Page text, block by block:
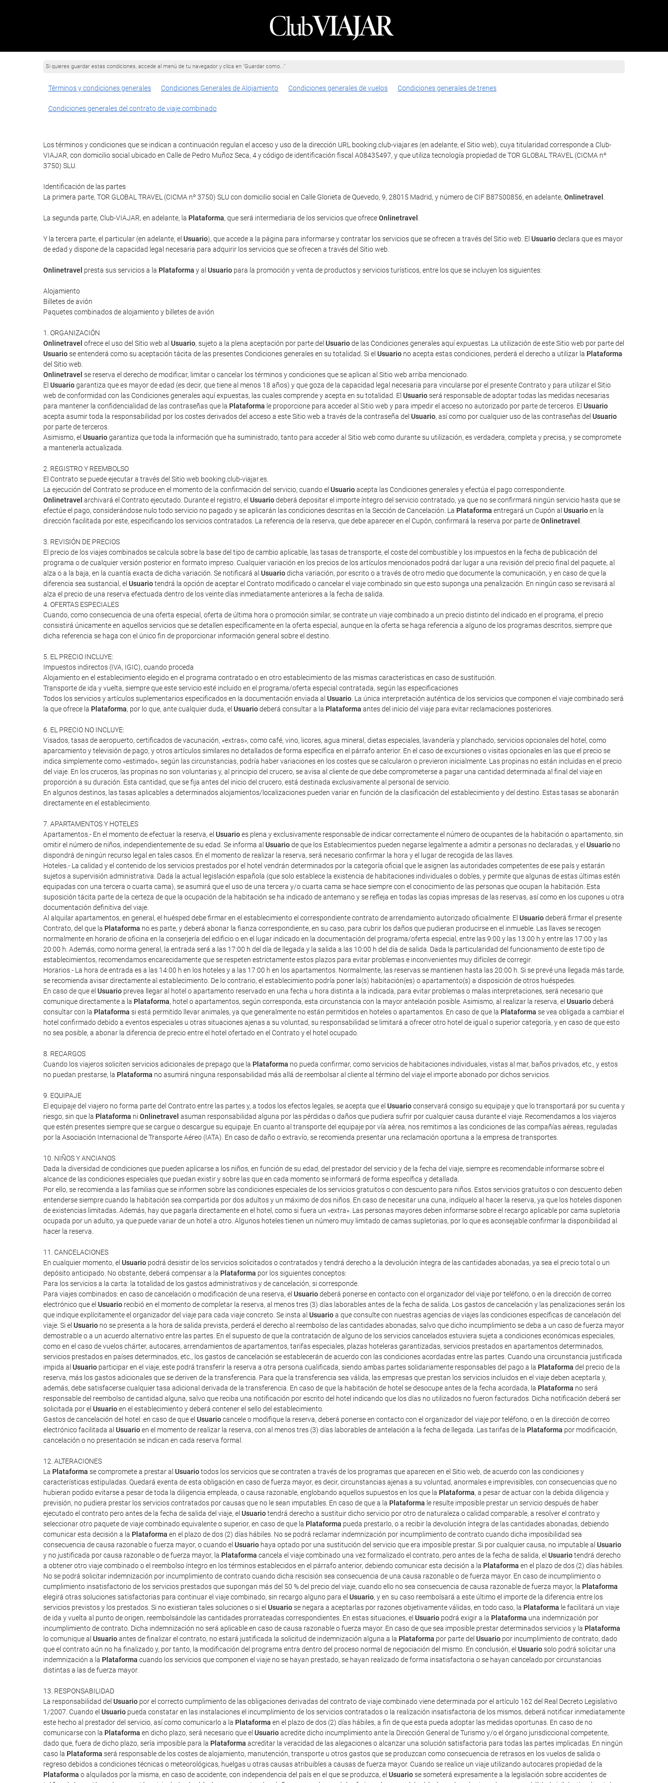
Si quieres guardar estas condiciones, accede al menú de tu navegador y clica en "Guardar como..."
Términos y condiciones generales Condiciones Generales de Alojamiento Condiciones generales de vuelos Condiciones generales de trenes
Condiciones generales del contrato de viaje combinado
Los términos y condiciones que se indican a continuación regulan el acceso y uso de la dirección URL booking.club-viajar.es (en adelante, el Sitio web), cuya titularidad corresponde a Club-
VIAJAR, con domicilio social ubicado en Calle de Pedro Muñoz Seca, 4 y código de identificación fiscal A08435497, y que utiliza tecnología propiedad de TOR GLOBAL TRAVEL (CICMA nº
3750) SLU.
Identificación de las partes
La primera parte, TOR GLOBAL TRAVEL (CICMA nº 3750) SLU con domicilio social en Calle Glorieta de Quevedo, 9, 28015 Madrid, y número de CIF B87500856, en adelante, Onlinetravel .
La segunda parte, Club-VIAJAR, en adelante, la Plataforma, que será intermediaria de los servicios que ofreceOnlinetravel .
Y la tercera parte, el particular (en adelante, el Usuario), que accede a la página para informarse y contratar los servicios que se ofrecen a través del Sitio web. El Usuariodeclara que es mayor
de edad y dispone de la capacidad legal necesaria para adquirir los servicios que se ofrecen a través del Sitio web.
Onlinetravel presta sus servicios a la Plataforma y al Usuario para la promoción y venta de productos y servicios turísticos, entre los que se incluyen los siguientes:
Alojamiento
Billetes de avión
Paquetes combinados de alojamiento y billetes de avión
1. ORGANIZACIÓN
Onlinetravel ofrece el uso del Sitio web al Usuario, sujeto a la plena aceptación por parte del Usuariode las Condiciones generales aquí expuestas. La utilización de este Sitio web por parte del
Usuariose entenderá como su aceptación tácita de las presentes Condiciones generales en su totalidad. Si el Usuario no acepta estas condiciones, perderá el derecho a utilizar la Plataforma
del Sitio web.
Onlinetravel se reserva el derecho de modificar, limitar o cancelar los términos y condiciones que se aplican al Sitio web arriba mencionado.
El Usuariogarantiza que es mayor de edad (es decir, que tiene al menos 18 años) y que goza de la capacidad legal necesaria para vincularse por el presente Contrato y para utilizar el Sitio
web de conformidad con las Condiciones generales aquí expuestas, las cuales comprende y acepta en su totalidad. El Usuarioserá responsable de adoptar todas las medidas necesarias
para mantener la confidencialidad de las contraseñas que la Plataforma le proporcione para acceder al Sitio web y para impedir el acceso no autorizado por parte de terceros. El Usuario
acepta asumir toda la responsabilidad por los costes derivados del acceso a este Sitio web a través de la contraseña del Usuario, así como por cualquier uso de las contraseñas del Usuario
por parte de terceros.
Asimismo, el Usuariogarantiza que toda la información que ha suministrado, tanto para acceder al Sitio web como durante su utilización, es verdadera, completa y precisa, y se compromete
a mantenerla actualizada.
2. REGISTRO Y REEMBOLSO
El Contrato se puede ejecutar a través del Sitio web booking.club-viajar.es.
La ejecución del Contrato se produce en el momento de la confirmación del servicio, cuando el Usuarioacepta las Condiciones generales y efectúa el pago correspondiente.
Onlinetravel archivará el Contrato ejecutado. Durante el registro, el Usuariodeberá depositar el importe íntegro del servicio contratado, ya que no se confirmará ningún servicio hasta que se
efectúe el pago, considerándose nulo todo servicio no pagado y se aplicarán las condiciones descritas en la Sección de Cancelación. La Plataforma entregará un Cupón al Usuarioen la
dirección facilitada por este, especificando los servicios contratados. La referencia de la reserva, que debe aparecer en el Cupón, confirmará la reserva por parte deOnlinetravel .
3. REVISIÓN DE PRECIOS
El precio de los viajes combinados se calcula sobre la base del tipo de cambio aplicable, las tasas de transporte, el coste del combustible y los impuestos en la fecha de publicación del
programa o de cualquier versión posterior en formato impreso. Cualquier variación en los precios de los artículos mencionados podrá dar lugar a una revisión del precio final del paquete, al
alza o a la baja, en la cuantía exacta de dicha variación. Se notificará al Usuariodicha variación, por escrito o a través de otro medio que documente la comunicación, y en caso de que la
diferencia sea sustancial, el Usuariotendrá la opción de aceptar el Contrato modificado o cancelar el viaje combinado sin que esto suponga una penalización. En ningún caso se revisará al
alza el precio de una reserva efectuada dentro de los veinte días inmediatamente anteriores a la fecha de salida.
4. OFERTAS ESPECIALES
Cuando, como consecuencia de una oferta especial, oferta de última hora o promoción similar, se contrate un viaje combinado a un precio distinto del indicado en el programa, el precio
consistirá únicamente en aquellos servicios que se detallen específicamente en la oferta especial, aunque en la oferta se haga referencia a alguno de los programas descritos, siempre que
dicha referencia se haga con el único fin de proporcionar información general sobre el destino.
5. EL PRECIO INCLUYE:
Impuestos indirectos (IVA, IGIC), cuando proceda
Alojamiento en el establecimiento elegido en el programa contratado o en otro establecimiento de las mismas características en caso de sustitución.
Transporte de ida y vuelta, siempre que este servicio esté incluido en el programa/oferta especial contratada, según las especificaciones
Todos los servicios y artículos suplementarios especificados en la documentación enviada al Usuario. La única interpretación auténtica de los servicios que componen el viaje combinado será
la que ofrece la Plataforma, por lo que, ante cualquier duda, el Usuariodeberá consultar a la Plataforma antes del inicio del viaje para evitar reclamaciones posteriores.
6. EL PRECIO NO INCLUYE:
Visados, tasas de aeropuerto, certificados de vacunación, «extras», como café, vino, licores, agua mineral, dietas especiales, lavandería y planchado, servicios opcionales del hotel, como
aparcamiento y televisión de pago, y otros artículos similares no detallados de forma específica en el párrafo anterior. En el caso de excursiones o visitas opcionales en las que el precio se
indica simplemente como «estimado», según las circunstancias, podría haber variaciones en los costes que se calcularon o previeron inicialmente. Las propinas no están incluidas en el precio
del viaje. En los cruceros, las propinas no son voluntarias y, al principio del crucero, se avisa al cliente de que debe comprometerse a pagar una cantidad determinada al final del viaje en
proporción a su duración. Esta cantidad, que se fija antes del inicio del crucero, está destinada exclusivamente al personal de servicio.
En algunos destinos, las tasas aplicables a determinados alojamientos/localizaciones pueden variar en función de la clasificación del establecimiento y del destino. Estas tasas se abonarán
directamente en el establecimiento.
7. APARTAMENTOS Y HOTELES
Apartamentos.- En el momento de efectuar la reserva, el Usuarioes plena y exclusivamente responsable de indicar correctamente el número de ocupantes de la habitación o apartamento, sin
omitir el número de niños, independientemente de su edad. Se informa al Usuariode que los Establecimientos pueden negarse legalmente a admitir a personas no declaradas, y el Usuario no
dispondrá de ningún recurso legal en tales casos. En el momento de realizar la reserva, será necesario confirmar la hora y el lugar de recogida de las llaves.
Hoteles.- La calidad y el contenido de los servicios prestados por el hotel vendrán determinados por la categoría oficial que le asignen las autoridades competentes de ese país y estarán
sujetos a supervisión administrativa. Dada la actual legislación española (que solo establece la existencia de habitaciones individuales o dobles, y permite que algunas de estas últimas estén
equipadas con una tercera o cuarta cama), se asumirá que el uso de una tercera y/o cuarta cama se hace siempre con el conocimiento de las personas que ocupan la habitación. Esta
suposición tácita parte de la certeza de que la ocupación de la habitación se ha indicado de antemano y se refleja en todas las copias impresas de las reservas, así como en los cupones u otra
documentación definitiva del viaje.
Al alquilar apartamentos, en general, el huésped debe firmar en el establecimiento el correspondiente contrato de arrendamiento autorizado oficialmente. El Usuariodeberá firmar el presente
Contrato, del que la Plataforma no es parte, y deberá abonar la fianza correspondiente, en su caso, para cubrir los daños que pudieran producirse en el inmueble. Las llaves se recogen
normalmente en horario de oficina en la conserjería del edificio o en el lugar indicado en la documentación del programa/oferta especial, entre las 9:00 y las 13:00 h y entre las 17:00 y las
20:00 h. Además, como norma general, la entrada será a las 17:00 h del día de llegada y la salida a las 10:00 h del día de salida. Dada la particularidad del funcionamiento de este tipo de
establecimientos, recomendamos encarecidamente que se respeten estrictamente estos plazos para evitar problemas e inconvenientes muy difíciles de corregir.
Horarios.- La hora de entrada es a las 14:00 h en los hoteles y a las 17:00 h en los apartamentos. Normalmente, las reservas se mantienen hasta las 20:00 h. Si se prevé una llegada más tarde,
se recomienda avisar directamente al establecimiento. De lo contrario, el establecimiento podría poner la(s) habitación(es) o apartamento(s) a disposición de otros huéspedes.
En caso de que el Usuario prevea llegar al hotel o apartamento reservado en una fecha u hora distinta a la indicada, para evitar problemas o malas interpretaciones, será necesario que
comunique directamente a la Plataforma, hotel o apartamentos, según corresponda, esta circunstancia con la mayor antelación posible. Asimismo, al realizar la reserva, el Usuariodeberá
consultar con la Plataforma si está permitido llevar animales, ya que generalmente no están permitidos en hoteles o apartamentos. En caso de que la Plataforma se vea obligada a cambiar el
hotel confirmado debido a eventos especiales u otras situaciones ajenas a su voluntad, su responsabilidad se limitará a ofrecer otro hotel de igual o superior categoría, y en caso de que esto
no sea posible, a abonar la diferencia de precio entre el hotel ofertado en el Contrato y el hotel ocupado.
8. RECARGOS
Cuando los viajeros soliciten servicios adicionales de prepago que la Plataforma no pueda confirmar, como servicios de habitaciones individuales, vistas al mar, baños privados, etc., y estos
no puedan prestarse, la Plataforma no asumirá ninguna responsabilidad más allá de reembolsar al cliente al término del viaje el importe abonado por dichos servicios.
9. EQUIPAJE
El equipaje del viajero no forma parte del Contrato entre las partes y, a todos los efectos legales, se acepta que el Usuarioconservará consigo su equipaje y que lo transportará por su cuenta y
riesgo, sin que la Plataforma ni Onlinetravel asuman responsabilidad alguna por las pérdidas o daños que pudiera sufrir por cualquier causa durante el viaje. Recomendamos a los viajeros
que estén presentes siempre que se cargue o descargue su equipaje. En cuanto al transporte del equipaje por vía aérea, nos remitimos a las condiciones de las compañías aéreas, reguladas
por la Asociación Internacional de Transporte Aéreo (IATA). En caso de daño o extravío, se recomienda presentar una reclamación oportuna a la empresa de transportes.
10. NIÑOS Y ANCIANOS
Dada la diversidad de condiciones que pueden aplicarse a los niños, en función de su edad, del prestador del servicio y de la fecha del viaje, siempre es recomendable informarse sobre el
alcance de las condiciones especiales que puedan existir y sobre las que en cada momento se informará de forma específica y detallada.
Por ello, se recomienda a las familias que se informen sobre las condiciones especiales de los servicios gratuitos o con descuento para niños. Estos servicios gratuitos o con descuento deben
entenderse siempre cuando la habitación sea compartida por dos adultos y un máximo de dos niños. En caso de necesitar una cuna, indíquelo al hacer la reserva, ya que los hoteles disponen
de existencias limitadas. Además, hay que pagarla directamente en el hotel, como si fuera un «extra». Las personas mayores deben informarse sobre el recargo aplicable por cama supletoria
ocupada por un adulto, ya que puede variar de un hotel a otro. Algunos hoteles tienen un número muy limitado de camas supletorias, por lo que es aconsejable confirmar la disponibilidad al
hacer la reserva.
11. CANCELACIONES
En cualquier momento, el Usuario podrá desistir de los servicios solicitados o contratados y tendrá derecho a la devolución íntegra de las cantidades abonadas, ya sea el precio total o un
depósito anticipado. No obstante, deberá compensar a la Plataforma por los siguientes conceptos:
Para los servicios a la carta: la totalidad de los gastos administrativos y de cancelación, si corresponde.
Para viajes combinados: en caso de cancelación o modificación de una reserva, el Usuariodeberá ponerse en contacto con el organizador del viaje por teléfono, o en la dirección de correo
electrónico que el Usuario recibió en el momento de completar la reserva, al menos tres (3) días laborables antes de la fecha de salida. Los gastos de cancelación y las penalizaciones serán los
que indique explícitamente el organizador del viaje para cada viaje concreto. Se insta al Usuarioa que consulte con nuestras agencias de viajes las condiciones específicas de cancelación del
viaje. Si el Usuario no se presenta a la hora de salida prevista, perderá el derecho al reembolso de las cantidades abonadas, salvo que dicho incumplimiento se deba a un caso de fuerza mayor
demostrable o a un acuerdo alternativo entre las partes. En el supuesto de que la contratación de alguno de los servicios cancelados estuviera sujeta a condiciones económicas especiales,
como en el caso de vuelos chárter, autocares, arrendamientos de apartamentos, tarifas especiales, plazas hoteleras garantizadas, servicios prestados en apartamentos determinados,
servicios prestados en países determinados, etc., los gastos de cancelación se establecerán de acuerdo con las condiciones acordadas entre las partes. Cuando una circunstancia justificada
impida al Usuario participar en el viaje, este podrá transferir la reserva a otra persona cualificada, siendo ambas partes solidariamente responsables del pago a la Plataforma del precio de la
reserva, más los gastos adicionales que se deriven de la transferencia. Para que la transferencia sea válida, las empresas que prestan los servicios incluidos en el viaje deben aceptarla y,
además, debe satisfacerse cualquier tasa adicional derivada de la transferencia. En caso de que la habitación de hotel se desocupe antes de la fecha acordada, la Plataforma no será
responsable del reembolso de cantidad alguna, salvo que reciba una notificación por escrito del hotel indicando que los días no utilizados no fueron facturados. Dicha notificación deberá ser
solicitada por el Usuarioen el establecimiento y deberá contener el sello del establecimiento.
Gastos de cancelación del hotel: en caso de que el Usuariocancele o modifique la reserva, deberá ponerse en contacto con el organizador del viaje por teléfono, o en la dirección de correo
electrónico facilitada al Usuarioen el momento de realizar la reserva, con al menos tres (3) días laborables de antelación a la fecha de llegada. Las tarifas de la Plataforma por modificación,
cancelación o no presentación se indican en cada reserva formal.
12. ALTERACIONES
La Plataforma se compromete a prestar al Usuariotodos los servicios que se contraten a través de los programas que aparecen en el Sitio web, de acuerdo con las condiciones y
características estipuladas. Quedará exenta de esta obligación en caso de fuerza mayor, es decir, circunstancias ajenas a su voluntad, anormales e imprevisibles, con consecuencias que no
hubieran podido evitarse a pesar de toda la diligencia empleada, o causa razonable, englobando aquellos supuestos en los que la Plataforma, a pesar de actuar con la debida diligencia y
previsión, no pudiera prestar los servicios contratados por causas que no le sean imputables. En caso de que a la Plataforma le resulte imposible prestar un servicio después de haber
ejecutado el contrato pero antes de la fecha de salida del viaje, el Usuariotendrá derecho a sustituir dicho servicio por otro de naturaleza o calidad comparable, a resolver el contrato y
seleccionar otro paquete de viaje combinado equivalente o superior, en caso de que la Plataforma pueda prestarlo, o a recibir la devolución íntegra de las cantidades abonadas, debiendo
comunicar esta decisión a la Plataforma en el plazo de dos (2) días hábiles. No se podrá reclamar indemnización por incumplimiento de contrato cuando dicha imposibilidad sea
consecuencia de causa razonable o fuerza mayor, o cuando el Usuario haya optado por una sustitución del servicio que era imposible prestar. Si por cualquier causa, no imputable al Usuario
y no justificada por causa razonable o de fuerza mayor, la Plataforma cancela el viaje combinado una vez formalizado el contrato, pero antes de la fecha de salida, el Usuariotendrá derecho
a obtener otro viaje combinado o el reembolso íntegro en los términos establecidos en el párrafo anterior, debiendo comunicar esta decisión a la Plataforma en el plazo de dos (2) días hábiles.
No se podrá solicitar indemnización por incumplimiento de contrato cuando dicha rescisión sea consecuencia de una causa razonable o de fuerza mayor. En caso de incumplimiento o
cumplimiento insatisfactorio de los servicios prestados que supongan más del 50 % del precio del viaje, cuando ello no sea consecuencia de causa razonable de fuerza mayor, la Plataforma
elegirá otras soluciones satisfactorias para continuar el viaje combinado, sin recargo alguno para el Usuario, y en su caso reembolsará a este último el importe de la diferencia entre los
servicios previstos y los prestados. Si no existieran tales soluciones o si el Usuariose negara a aceptarlas por razones objetivamente válidas, en todo caso, la Plataforma le facilitará un viaje
de ida y vuelta al punto de origen, reembolsándole las cantidades prorrateadas correspondientes. En estas situaciones, el Usuario podrá exigir a la Plataforma una indemnización por
incumplimiento de contrato. Dicha indemnización no será aplicable en caso de causa razonable o fuerza mayor. En caso de que sea imposible prestar determinados servicios y la Plataforma
lo comunique al Usuarioantes de finalizar el contrato, no estará justificada la solicitud de indemnización alguna a la Plataforma por parte del Usuario por incumplimiento de contrato, dado
que el contrato aún no ha finalizado y, por tanto, la modificación del programa entra dentro del proceso normal de negociación del mismo. En conclusión, el Usuariosolo podrá solicitar una
indemnización a la Plataforma cuando los servicios que componen el viaje no se hayan prestado, se hayan realizado de forma insatisfactoria o se hayan cancelado por circunstancias
distintas a las de fuerza mayor.
13. RESPONSABILIDAD
La responsabilidad del Usuario por el correcto cumplimiento de las obligaciones derivadas del contrato de viaje combinado viene determinada por el artículo 162 del Real Decreto Legislativo
1/2007. Cuando el Usuario pueda constatar en las instalaciones el incumplimiento de los servicios contratados o la realización insatisfactoria de los mismos, deberá notificar inmediatamente
este hecho al prestador del servicio, así como comunicarlo a la Plataforma en el plazo de dos (2) días hábiles, a fin de que esta pueda adoptar las medidas oportunas. En caso de no
comunicarse con la Plataforma en dicho plazo, será necesario que el Usuarioacredite dicho incumplimiento ante la Dirección General de Turismo y/o el órgano jurisdiccional competente,
dado que, fuera de dicho plazo, sería imposible para la Plataforma acreditar la veracidad de las alegaciones o alcanzar una solución satisfactoria para todas las partes implicadas. En ningún
caso la Plataforma será responsable de los costes de alojamiento, manutención, transporte u otros gastos que se produzcan como consecuencia de retrasos en los vuelos de salida o
regreso debidos a condiciones técnicas o meteorológicas, huelgas u otras causas atribuibles a causas de fuerza mayor. Cuando se realice un viaje utilizando autocares propiedad de la
Plataforma o alquilados por la misma, en caso de accidente, con independencia del país en el que se produzca, el Usuariose someterá expresamente a la legislación sobre accidentes de